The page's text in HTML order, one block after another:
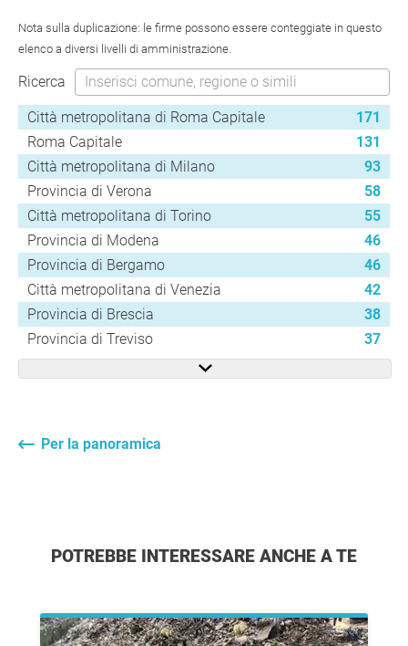
Nota sulla duplicazione: le firme possono essere conteggiate in questo
elenco a diversi livelli di amministrazione.
Ricerca
Città metropolitana di Roma Capitale
171
Roma Capitale
131
Città metropolitana di Milano
93
Provincia di Verona
58
Città metropolitana di Torino
55
Provincia di Modena
46
Provincia di Bergamo
46
Città metropolitana di Venezia
42
Provincia di Brescia
38
Provincia di Treviso
37
Per la panoramica
POTREBBE INTERESSARE ANCHE A TE